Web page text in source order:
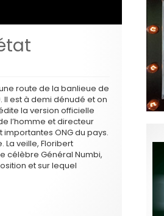
route de la banlieue de
Il est à demi dénudé et on
la version officielle
l’homme et directeur
importantes ONG du pays.
La veille, Floribert
célèbre Général Numbi,
et sur lequel